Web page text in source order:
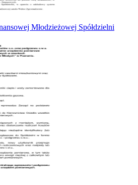
Młodzieżowej Spółdzielni